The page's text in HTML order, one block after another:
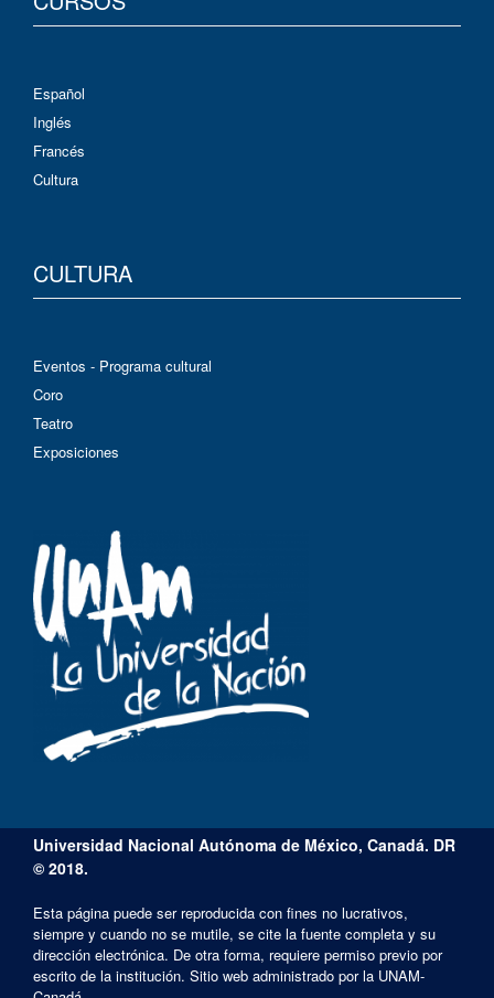
Español
Inglés
Francés
Cultura
CULTURA
Eventos - Programa cultural
Coro
Teatro
Exposiciones
Universidad Nacional Autónoma de México, Canadá. DR
© 2018.
Esta página puede ser reproducida con fines no lucrativos,
siempre y cuando no se mutile, se cite la fuente completa y su
dirección electrónica. De otra forma, requiere permiso previo por
escrito de la institución. Sitio web administrado por la UNAM-